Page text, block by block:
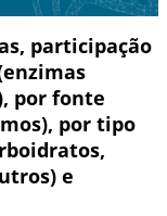
participação
por fonte
por tipo
e